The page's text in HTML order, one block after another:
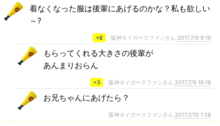
着なくなった服は後輩にあげるのかな？私も欲しい
～?
+8 阪神タイガースファンさん 2017,7/9 9:16
もらってくれる大きさの後輩が
あんまりおらん
+3 阪神タイガースファンさん 2017,7/9 19:16
お兄ちゃんにあげたら？
阪神タイガースファンさん 2017,7/10 1:28